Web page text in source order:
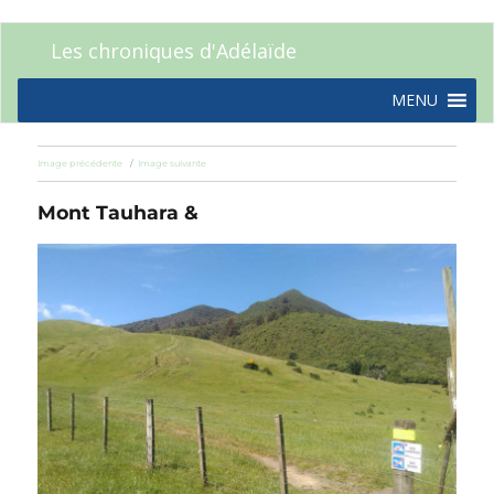
Les chroniques d'Adélaïde
MENU
Image précédente Image suivante
Mont Tauhara &